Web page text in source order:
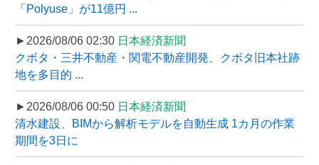
「Polyuse」が11億円 ...
►2026/08/06 02:30 日本経済新聞
クボタ・三井不動産・関電不動産開発、クボタ旧本社跡
地を多目的 ...
►2026/08/06 00:50 日本経済新聞
清水建設、BIMから解析モデルを自動生成 1カ月の作業
期間を3日に